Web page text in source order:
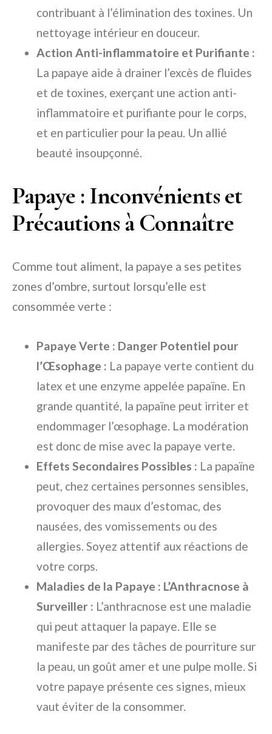
contribuant à l’élimination des toxines. Un
nettoyage intérieur en douceur.
Action Anti-inflammatoire et Purifiante :
La papaye aide à drainer l’excès de fluides
et de toxines, exerçant une action anti-
inflammatoire et purifiante pour le corps,
et en particulier pour la peau. Un allié
beauté insoupçonné.
Papaye : Inconvénients et
Précautions à Connaître
Comme tout aliment, la papaye a ses petites
zones d’ombre, surtout lorsqu’elle est
consommée verte :
Papaye Verte : Danger Potentiel pour
l’Œsophage : La papaye verte contient du
latex et une enzyme appelée papaïne. En
grande quantité, la papaïne peut irriter et
endommager l’œsophage. La modération
est donc de mise avec la papaye verte.
Effets Secondaires Possibles : La papaïne
peut, chez certaines personnes sensibles,
provoquer des maux d’estomac, des
nausées, des vomissements ou des
allergies. Soyez attentif aux réactions de
votre corps.
Maladies de la Papaye : L’Anthracnose à
Surveiller : L’anthracnose est une maladie
qui peut attaquer la papaye. Elle se
manifeste par des tâches de pourriture sur
la peau, un goût amer et une pulpe molle. Si
votre papaye présente ces signes, mieux
vaut éviter de la consommer.